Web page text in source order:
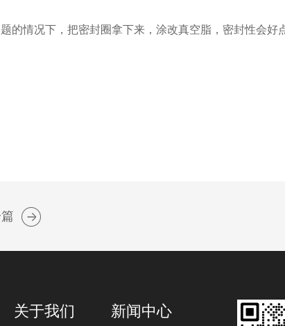
的情况下，把密封圈拿下来，涂改真空脂，密封性会好
关于我们 新闻中心